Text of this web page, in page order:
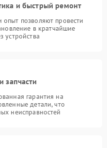
и быстрый ремонт
позволяют провести
в кратчайшие
устройства
запчасти
гарантия на
детали, что
неисправностей